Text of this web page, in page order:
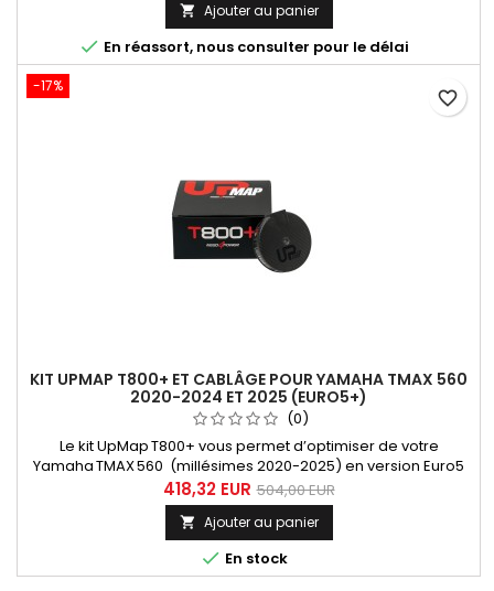
 Ajouter au panier
 En réassort, nous consulter pour le délai
-17%
KIT UPMAP T800+ ET CABLÂGE POUR YAMAHA TMAX 560
2020-2024 ET 2025 (EURO5+)
(0)
Le kit UpMap T800+ vous permet d’optimiser de votre
Yamaha TMAX 560 (millésimes 2020-2025) en version Euro5
ou Euro5+. Grâce à une cartographie moteur développée
spécifiquement, vous gagnez en couple, en réactivité et en
plaisir de conduite. Ce système Plug &amp; Play se connecte
via la prise diagnostic et s’utilise facilement depuis
l’application mobile...
418,32 EUR 504,00 EUR
 Ajouter au panier
 En stock
favorite_border